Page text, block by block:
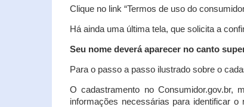
Clique no link “Termos de uso do
Há ainda uma última tela, que solicita a
Seu nome deverá aparecer no canto
Para o passo a passo ilustrado sobre o
O cadastramento no
informações necessárias para identificar